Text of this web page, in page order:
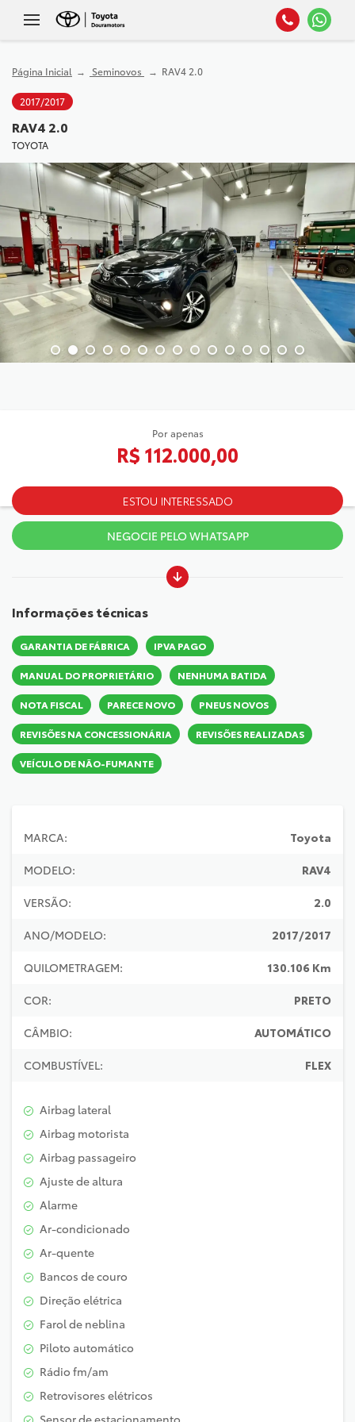
Página Inicial Seminovos RAV4 2.0
2017/2017
RAV4 2.0
TOYOTA
Por apenas
R$ 112.000,00
ESTOU INTERESSADO
NEGOCIE PELO WHATSAPP
Informações técnicas
GARANTIA DE FÁBRICA IPVA PAGO
MANUAL DO PROPRIETÁRIO NENHUMA BATIDA
NOTA FISCAL PARECE NOVO PNEUS NOVOS
REVISÕES NA CONCESSIONÁRIA REVISÕES REALIZADAS
VEÍCULO DE NÃO-FUMANTE
MARCA: Toyota
MODELO: RAV4
VERSÃO: 2.0
ANO/MODELO: 2017/2017
QUILOMETRAGEM: 130.106 Km
COR: PRETO
CÂMBIO: AUTOMÁTICO
COMBUSTÍVEL: FLEX
Airbag lateral
Airbag motorista
Airbag passageiro
Ajuste de altura
Alarme
Ar-condicionado
Ar-quente
Bancos de couro
Direção elétrica
Farol de neblina
Piloto automático
Rádio fm/am
Retrovisores elétricos
Sensor de estacionamento